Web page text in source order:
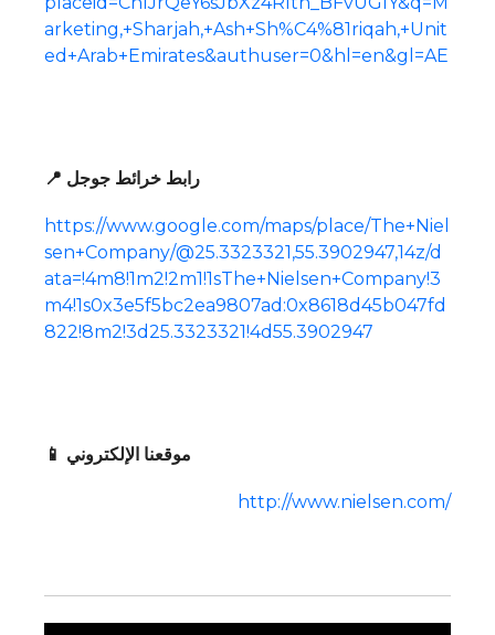
arketing,+Sharjah,+Ash+Sh%C4%81riqah,+Unit
ed+Arab+Emirates&authuser=0&hl=en&gl=AE
📍 رابط خرائط جوجل
https://www.google.com/maps/place/The+Niel
sen+Company/@25.3323321,55.3902947,14z/d
ata=!4m8!1m2!2m1!1sThe+Nielsen+Company!3
m4!1s0x3e5f5bc2ea9807ad:0x8618d45b047fd
822!8m2!3d25.3323321!4d55.3902947
📱 موقعنا الإلكتروني
http://www.nielsen.com/